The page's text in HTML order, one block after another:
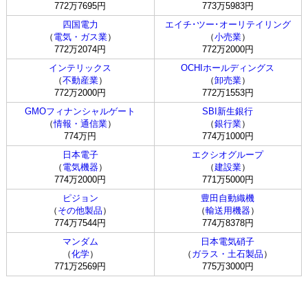
772万7695円
773万5983円
四国電力
（ 電気・ガス業）
772万2074円
エイチ･ツー･オーリテイリング
（小売業）
772万2000円
インテリックス
（不動産業）
772万2000円
OCHIホールディングス
（卸売業）
772万1553円
GMOフィナンシャルゲート
（情報・通信業）
774万円
SBI新生銀行
（銀行業）
774万1000円
日本電子
（ 電気機器）
774万2000円
エクシオグループ
（建設業）
771万5000円
ピジョン
（ その他製品 ）
774万7544円
豊田自動織機
（輸送用機器）
774万8378円
マンダム
（化学）
771万2569円
日本電気硝子
（ ガラス・土石製品 ）
775万3000円